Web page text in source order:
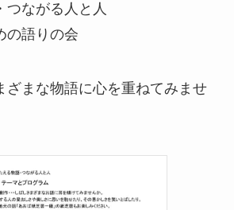
つながる人と人
語りの会
ざまな物語に心を重ねてみませ